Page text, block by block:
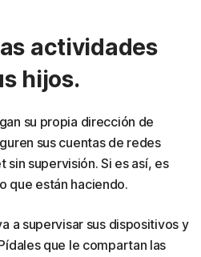
actividades
hijos.
su propia dirección de
sus cuentas de redes
sin supervisión. Si es así, es
que están haciendo.
a supervisar sus dispositivos y
que le compartan las